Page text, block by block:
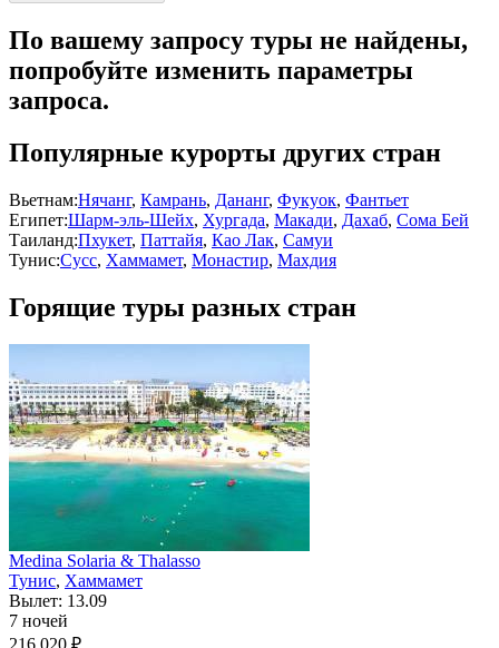
По вашему запросу туры не найдены,
попробуйте изменить параметры
запроса.
Популярные курорты других стран
Вьетнам:Нячанг, Камрань, Дананг, Фукуок, Фантьет
Египет:Шарм-эль-Шейх, Хургада, Макади, Дахаб, Сома Бей
Таиланд:Пхукет, Паттайя, Као Лак, Самуи
Тунис:Сусс, Хаммамет, Монастир, Махдия
Горящие туры разных стран
Medina Solaria & Thalasso
Тунис, Хаммамет
Вылет: 13.09
7 ночей